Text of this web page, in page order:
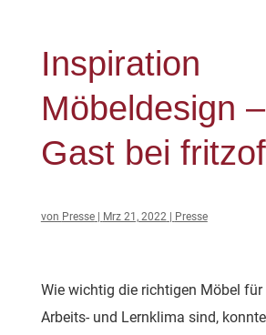
Inspiration
Möbeldesign
Gast bei
von Presse| Mrz 21, 2022| Presse
Wie wichtig die richtigen Möbel für
Arbeits- und Lernklima sind,